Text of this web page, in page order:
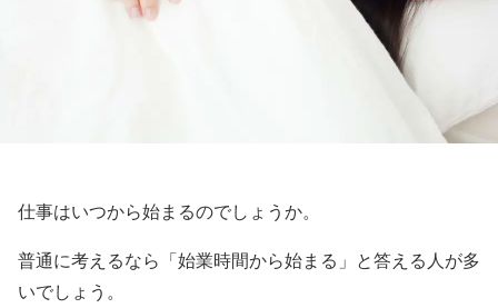
仕事はいつから始まるのでしょうか。
普通に考えるなら「始業時間から始まる」と答える人が多
いでしょう。